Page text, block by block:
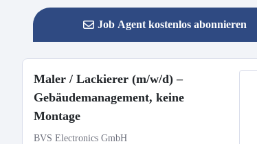
Job Agent kostenlos abonnieren
Maler / Lackierer (m/w/d) –
Gebäudemanagement, keine
Montage
BVS Electronics GmbH